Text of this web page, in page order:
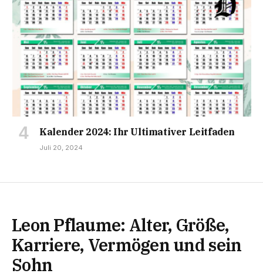
Kalender 2024: Ihr Ultimativer Leitfaden
Juli 20, 2024
Leon Pflaume: Alter, Größe,
Karriere, Vermögen und sein
Sohn